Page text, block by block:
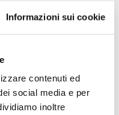
Informazioni sui cookie
contenuti ed
social media e per
inoltre